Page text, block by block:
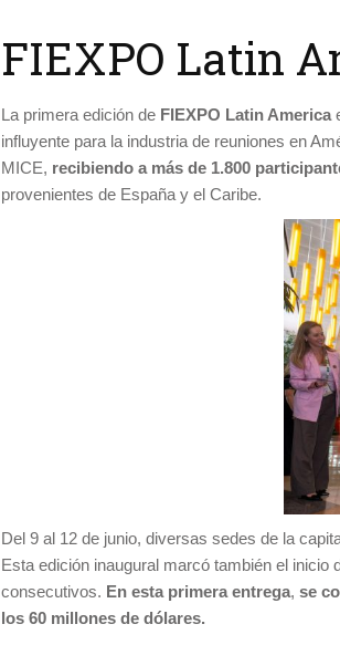
FIEXPO Latin
La primera edición de FIEXPO Latin America
influyente para la industria de reuniones en
MICE, recibiendo a más de 1.800
provenientes de España y el Caribe.
Del 9 al 12 de junio, diversas sedes de la
Esta edición inaugural marcó también el
consecutivos. En esta primera entrega, se
los 60 millones de dólares.